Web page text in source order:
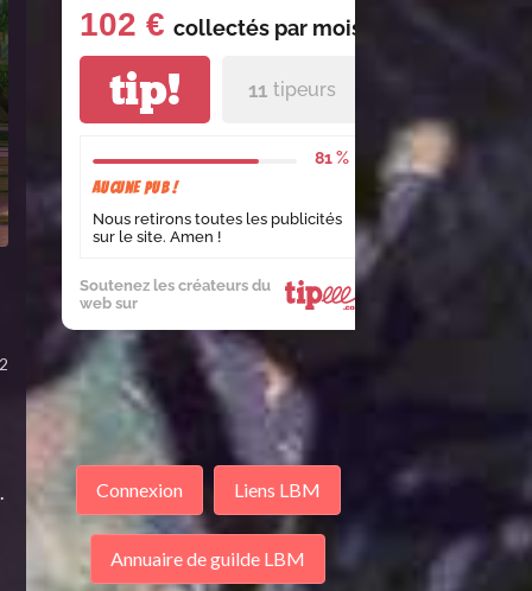
2
102 € collectés par mois
tip! 11 tipeurs
81 %
Aucune pub !
Nous retirons toutes les publicités
sur le site. Amen !
Soutenez les créateurs du
web sur
Connexion Liens LBM
Annuaire de guilde LBM